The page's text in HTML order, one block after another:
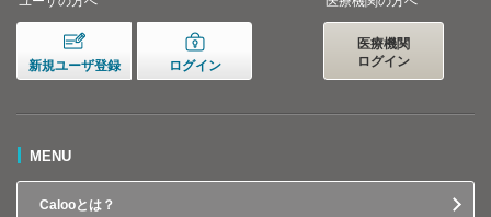
新規ユーザ登録 ログイン
医療機関
ログイン
MENU
Calooとは？